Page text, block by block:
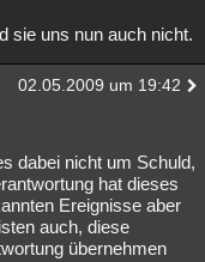
sie uns nun auch nicht.
02.05.2009 um 19:42
dabei nicht um Schuld,
hat dieses
Ereignisse aber
auch, diese
übernehmen